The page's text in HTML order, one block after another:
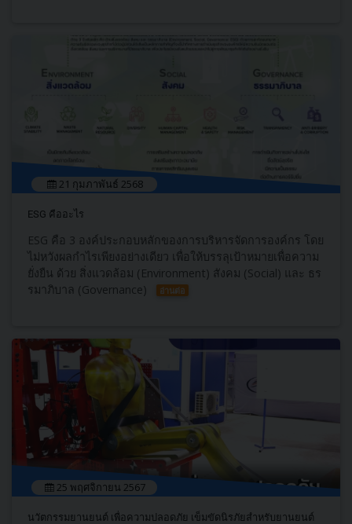
21 กุมภาพันธ์ 2568
ESG คืออะไร
ESG คือ 3 องค์ประกอบหลักของการบริหารจัดการองค์กร โดย
ไม่หวังผลกำไรเพียงอย่างเดียว เพื่อให้บรรลุเป้าหมายเพื่อความ
ยั่งยืน ด้วย สิ่งแวดล้อม (Environment) สังคม (Social) และ ธร
รมาภิบาล (Governance)
อ่านต่อ
25 พฤศจิกายน 2567
นวัตกรรมยานยนต์ เพื่อความปลอดภัย เข็มขัดนิรภัยสำหรับยานยนต์